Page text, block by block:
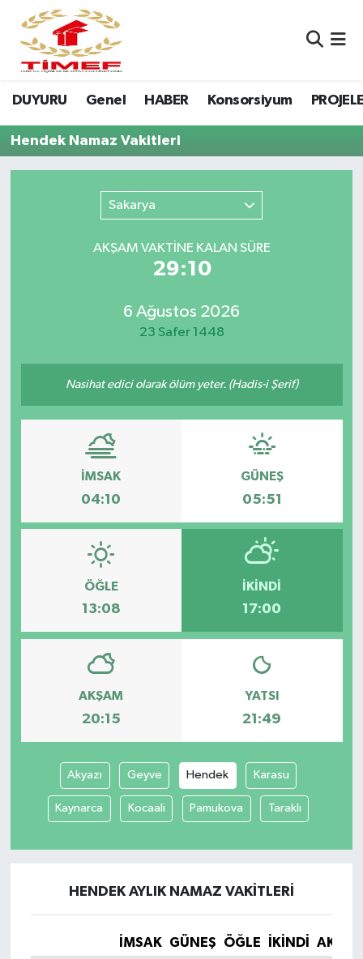
DUYURU Genel HABER Konsorsiyum
Hendek Namaz Vakitleri
Sakarya
AKŞAM VAKTİNE KALAN SÜRE
29:10
6 Ağustos 2026
23 Safer 1448
Nasihat edici olarak ölüm yeter. (Hadis-i Şerif)
İMSAK
04:10
GÜNEŞ
05:51
ÖĞLE
13:08
İKINDI
17:00
AKŞAM
20:15
YATSI
21:49
Akyazı Geyve Hendek Karasu
Kaynarca Kocaali Pamukova Taraklı
HENDEK AYLIK NAMAZ VAKITLERI
İMSAK GÜNEŞ ÖĞLE İKINDI
Anasayfa Kutu
Anasayfa Manşet
Canlı Yayın
Konsorsiyum
PROJECTS
PROJELER
YEREL MEDYA RAPORU
Nöbetçi Eczaneler
Hava Durumu
Namaz Vakitleri
Son Dakika Haberleri